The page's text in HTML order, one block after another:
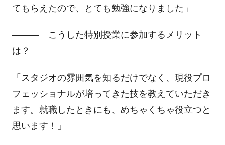
てもらえたので、とても勉強になりました」
―――こうした特別授業に参加するメリット
は？
「スタジオの雰囲気を知るだけでなく、現役プロ
フェッショナルが培ってきた技を教えていただき
ます。就職したときにも、めちゃくちゃ役立つと
思います！」